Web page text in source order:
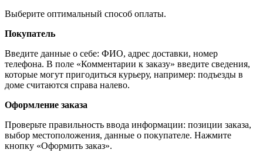
Выберите оптимальный способ оплаты.
Покупатель
Введите данные о себе: ФИО, адрес доставки, номер
телефона. В поле «Комментарии к заказу» введите сведения,
которые могут пригодиться курьеру, например: подъезды в
доме считаются справа налево.
Оформление заказа
Проверьте правильность ввода информации: позиции заказа,
выбор местоположения, данные о покупателе. Нажмите
кнопку «Оформить заказ».